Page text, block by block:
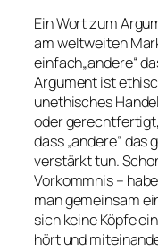
Ein Wort zum
am weltweiten
einfach„andere“
Argument ist
unethisches
oder
dass „andere“ das
verstärkt tun.
Vorkommnis –
man gemeinsam
sich keine Köpfe
hört und